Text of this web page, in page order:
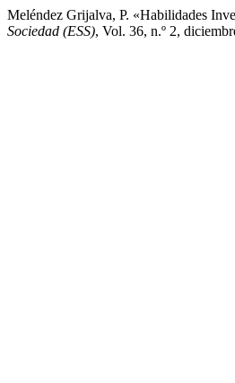
Meléndez Grijalva, P. «Habilidades
Sociedad (ESS), Vol. 36, n.º 2,